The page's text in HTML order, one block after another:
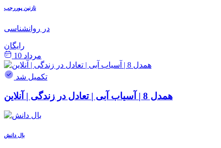
نازنین پوررجب
در روانشناسی
رایگان
مرداد 10
تکمیل شد
همدل 8 | آسیاب آبی | تعادل در زندگی | آنلاین
بال دانش